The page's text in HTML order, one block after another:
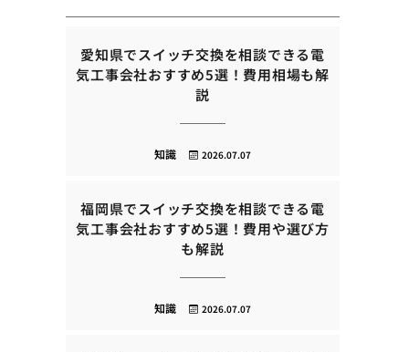
愛知県でスイッチ交換を相談できる電
気工事会社おすすめ5選！費用相場も解
説
2026.07.07
知識
福岡県でスイッチ交換を相談できる電
気工事会社おすすめ5選！費用や選び方
も解説
2026.07.07
知識